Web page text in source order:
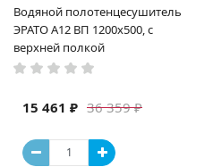
Водяной полотенцесушитель
ЭРАТО А12 ВП 1200x500, с
верхней полкой
36 359 ₽
15 461 ₽